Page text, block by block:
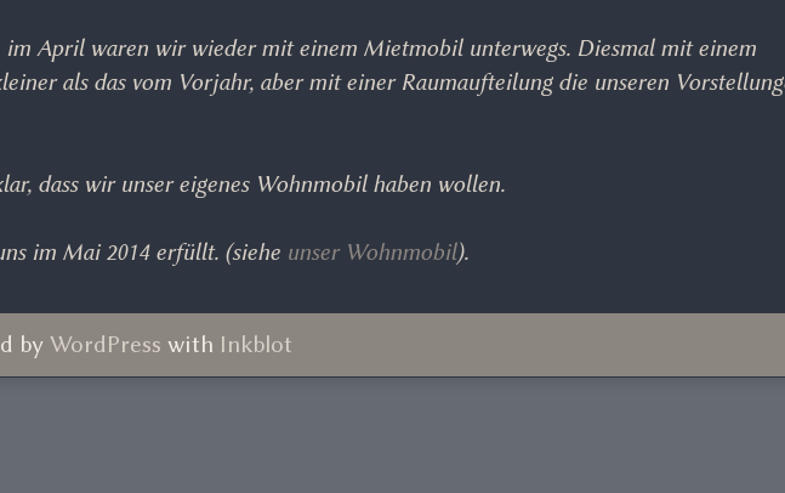
im April waren wir wieder mit einem Mietmobil unterwegs. Diesmal mit einem
als das vom Vorjahr, aber mit einer Raumaufteilung die unseren
dass wir unser eigenes Wohnmobil haben wollen.
im Mai 2014 erfüllt. (siehe unser Wohnmobil).
by WordPress with Inkblot